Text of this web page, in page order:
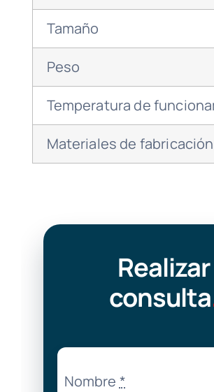
Tamaño
Peso
Temperatura de
Materiales de fabricación
Realizar
consulta
Nombre *